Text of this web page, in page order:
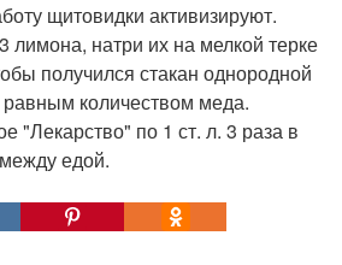
щитовидки активизируют.
натри их на мелкой терке
получился стакан однородной
количеством меда.
"Лекарство" по 1 ст. л. 3 раза в
едой.